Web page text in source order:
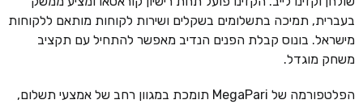
בעברית, תמיכה בתשלומים בשקלים ושירות לקוחות מותאם ללקוחות
מישראל. בונוס קבלת הפנים הנדיב מאפשר להתחיל עם תקציב
משחק מוגדל.
הפלטפורמה של MegaPari תומכת במגוון רחב של אמצעי תשלום,